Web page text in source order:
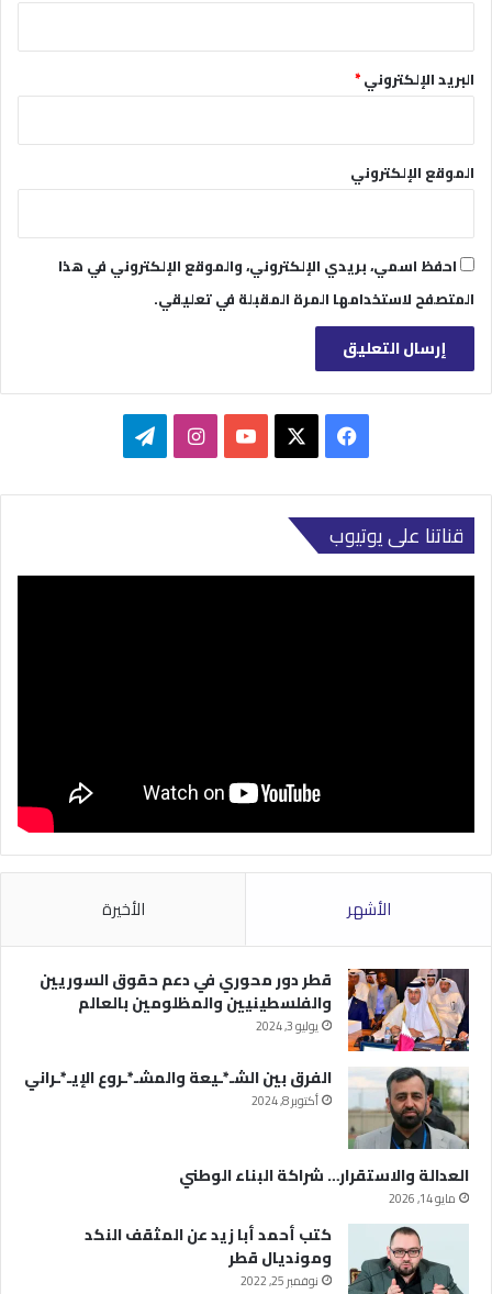
البريد الإلكتروني*
الموقع الإلكتروني
احفظ اسمي، بريدي الإلكتروني، والموقع الإلكتروني في هذا
المتصفح لاستخدامها المرة المقبلة في تعليقي.
فيسبوك ‫YouTubeانستقرامتيلقرام
قناتنا على يوتيوب
الأشهر الأخيرة
قطر دور محوري في دعم حقوق السوريين
والفلسطينيين والمظلومين بالعالم
يوليو 3, 2024
الفرق بين الشـ*ـيعة والمشـ*ـروع الإيـ*ـراني
أكتوبر 8, 2024
العدالة والاستقرار… شراكة البناء الوطني
مايو 14, 2026
كتب أحمد أبا زيد عن المثقف النكد
ومونديال قطر
نوفمبر 25, 2022